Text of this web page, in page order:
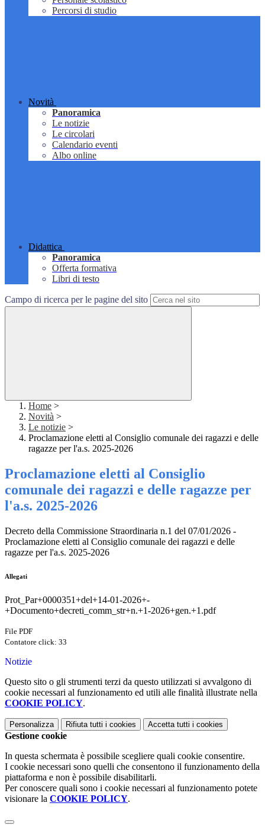
Percorsi di studio
Novità
Panoramica
Le notizie
Le circolari
Calendario eventi
Albo online
Didattica
Panoramica
Offerta formativa
Libri di testo
Campo di ricerca per le pagine del sito
Home >
Novità >
Le notizie >
Proclamazione eletti al Consiglio comunale dei ragazzi e delle
ragazze per l'a.s. 2025-2026
Proclamazione eletti al Consiglio
comunale dei ragazzi e delle ragazze per
l'a.s. 2025-2026
Decreto della Commissione Straordinaria n.1 del 07/01/2026 -
Proclamazione eletti al Consiglio comunale dei ragazzi e delle
ragazze per l'a.s. 2025-2026
Allegati
Prot_Par+0000351+del+14-01-2026+-
+Documento+decreti_comm_str+n.+1-2026+gen.+1.pdf
File PDF
Contatore click: 33
Notizie
Questo sito o gli strumenti terzi da questo utilizzati si avvalgono di
cookie necessari al funzionamento ed utili alle finalità illustrate nella
COOKIE POLICY.
Personalizza Rifiuta tutti i cookies Accetta tutti i cookies
Gestione cookie
In questa schermata è possibile scegliere quali cookie consentire.
I cookie necessari sono quelli che consentono il funzionamento della
piattaforma e non è possibile disabilitarli.
Per conoscere quali sono i cookie necessari al funzionamento potete
visionare la COOKIE POLICY.